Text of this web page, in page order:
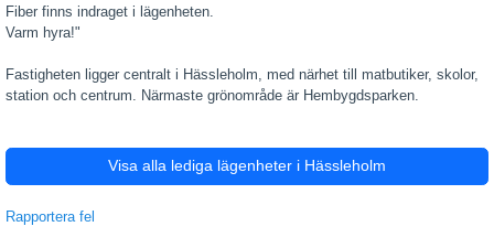
Fiber finns indraget i lägenheten.
Varm hyra!"
Fastigheten ligger centralt i Hässleholm, med närhet till matbutiker, skolor,
station och centrum. Närmaste grönområde är Hembygdsparken.
Visa alla lediga lägenheter i Hässleholm
Rapportera fel